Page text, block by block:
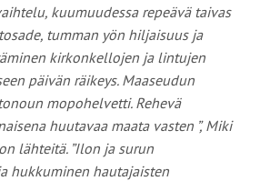
kuumuudessa repeävä taivas
tumman yön hiljaisuus ja
kirkonkellojen ja lintujen
päivän räikeys. Maaseudun
mopohelvetti. Rehevä
huutavaa maata vasten ”, Miki
lähteitä. ”Ilon ja surun
hukkuminen hautajaisten